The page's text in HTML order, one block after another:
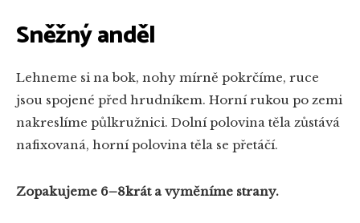
Sněžný anděl
Lehneme si na bok, nohy mírně pokrčíme, ruce
jsou spojené před hrudníkem. Horní rukou po zemi
nakreslíme půlkružnici. Dolní polovina těla zůstává
nafixovaná, horní polovina těla se přetáčí.
Zopakujeme 6–8krát a vyměníme strany.